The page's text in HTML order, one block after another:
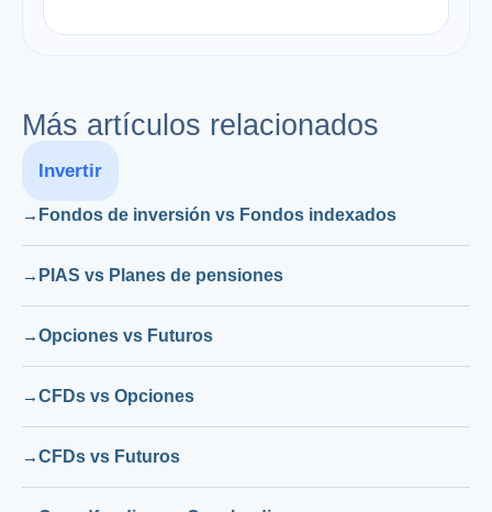
Más artículos relacionados
Invertir
Fondos de inversión vs Fondos indexados
PIAS vs Planes de pensiones
Opciones vs Futuros
CFDs vs Opciones
CFDs vs Futuros